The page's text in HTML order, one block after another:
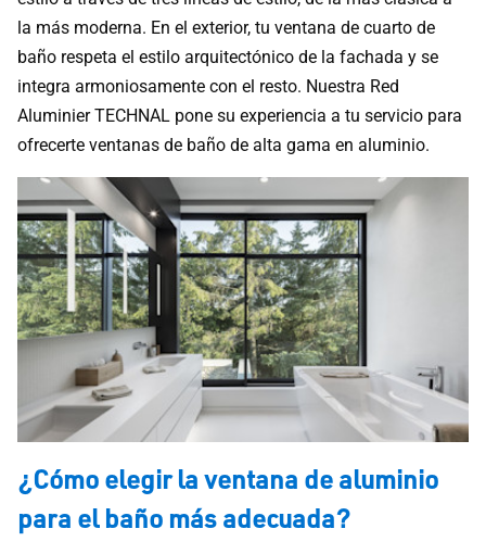
la más moderna. En el exterior, tu ventana de cuarto de
baño respeta el estilo arquitectónico de la fachada y se
integra armoniosamente con el resto. Nuestra Red
Aluminier TECHNAL pone su experiencia a tu servicio para
ofrecerte ventanas de baño de alta gama en aluminio.
¿Cómo elegir la ventana de aluminio
para el baño más adecuada?